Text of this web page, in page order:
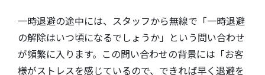
一時退避の途中には、スタッフから無線で「一時退避
の解除はいつ頃になるでしょうか」という問い合わせ
が頻繁に入ります。この問い合わせの背景には「お客
様がストレスを感じているので、できれば早く退避を